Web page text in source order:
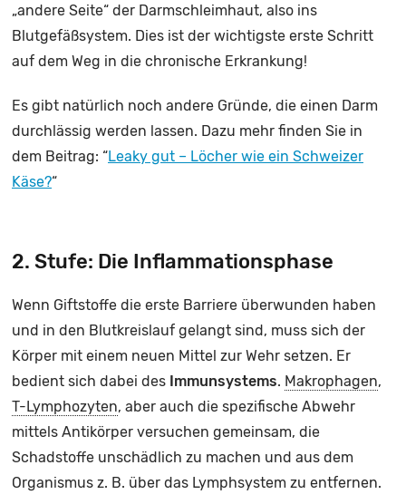
„andere Seite“ der Darmschleimhaut, also ins
Blutgefäßsystem. Dies ist der wichtigste erste Schritt
auf dem Weg in die chronische Erkrankung!
Es gibt natürlich noch andere Gründe, die einen Darm
durchlässig werden lassen. Dazu mehr finden Sie in
dem Beitrag: “Leaky gut – Löcher wie ein Schweizer
Käse?“
2. Stufe: Die Inflammationsphase
Wenn Giftstoffe die erste Barriere überwunden haben
und in den Blutkreislauf gelangt sind, muss sich der
Körper mit einem neuen Mittel zur Wehr setzen. Er
bedient sich dabei des Immunsystems. Makrophagen,
T-Lymphozyten, aber auch die spezifische Abwehr
mittels Antikörper versuchen gemeinsam, die
Schadstoffe unschädlich zu machen und aus dem
Organismus z. B. über das Lymphsystem zu entfernen.